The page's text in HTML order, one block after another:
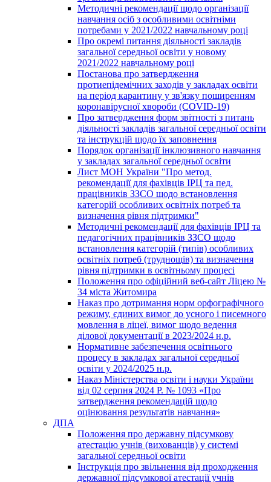
Методичні рекомендації щодо організації
навчання осіб з особливими освітніми
потребами у 2021/2022 навчальному році
Про окремі питання діяльності закладів
загальної середньої освіти у новому
2021/2022 навчальному році
Постанова про затвердження
протиепідемічних заходів у закладах освіти
на період карантину у зв'язку поширенням
коронавірусної хвороби (COVID-19)
Про затвердження форм звітності з питань
діяльності закладів загальної середньої освіти
та інструкцій щодо їх заповнення
Порядок організації інклюзивного навчання
у закладах загальної середньої освіти
Лист МОН України "Про метод.
рекомендації для фахівців ІРЦ та пед.
працівників ЗЗСО щодо встановлення
категорій особливих освітніх потреб та
визначення рівня підтримки"
Методичні рекомендації для фахівців ІРЦ та
педагогічних працівників ЗЗСО щодо
встановлення категорій (типів) особливих
освітніх потреб (труднощів) та визначення
рівня підтримки в освітньому процесі
Положення про офіційний веб-сайт Ліцею №
34 міста Житомира
Наказ про дотримання норм орфографічного
режиму, єдиних вимог до усного і писемного
мовлення в ліцеї, вимог щодо ведення
ділової документації в 2023/2024 н.р.
Нормативне забезпечення освітнього
процесу в закладах загальної середньої
освіти у 2024/2025 н.р.
Наказ Міністерства освіти і науки України
від 02 серпня 2024 Р. № 1093 «Про
затвердження рекомендацій щодо
оцінювання результатів навчання»
ДПА
Положення про державну підсумкову
атестацію учнів (вихованців) у системі
загальної середньої освіти
Інструкція про звільнення від проходження
державної підсумкової атестації учнів